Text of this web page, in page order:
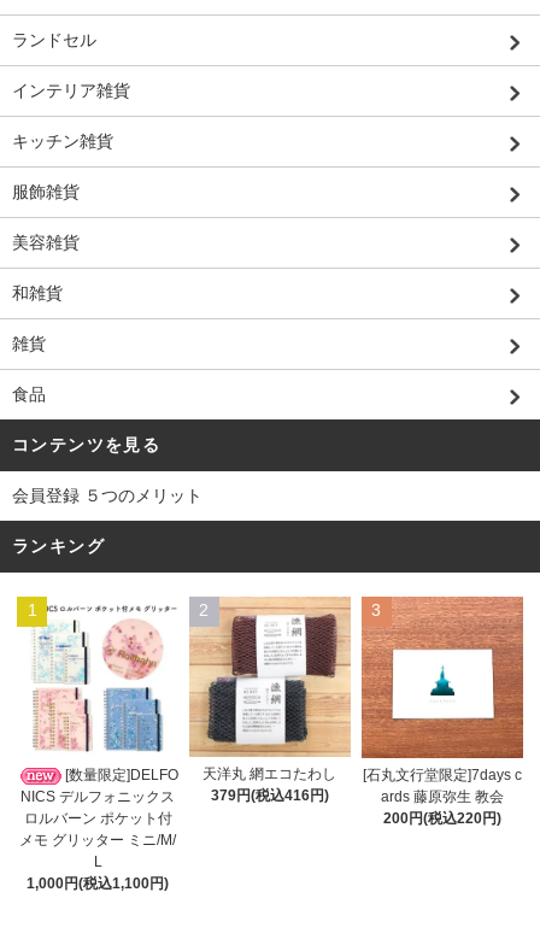
ランドセル
インテリア雑貨
キッチン雑貨
服飾雑貨
美容雑貨
和雑貨
雑貨
食品
コンテンツを見る
会員登録 ５つのメリット
ランキング
1
[数量限定]DELFO
NICS デルフォニックス
ロルバーン ポケット付
メモ グリッター ミニ/M/
L
1,000円(税込1,100円)
2
天洋丸 網エコたわし
379円(税込416円)
3
[石丸文行堂限定]7days c
ards 藤原弥生 教会
200円(税込220円)